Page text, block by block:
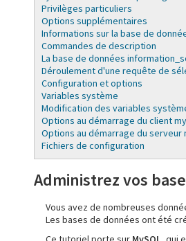
Privilèges particuliers
Options supplémentaires
Informations sur la base de
Commandes de description
La base de données
Déroulement d'une requête de
Configuration et options
Variables système
Modification des variables
Options au démarrage du client
Options au démarrage du serveur
Fichiers de configuration
Administrez vos
Vous avez de nombreuses
Les bases de données ont été